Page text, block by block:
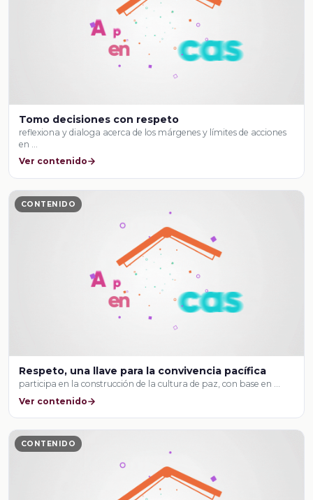
Tomo decisiones con respeto
reflexiona y dialoga acerca de los márgenes y límites de acciones
en …
Ver contenido
CONTENIDO
Respeto, una llave para la convivencia pacífica
participa en la construcción de la cultura de paz, con base en …
Ver contenido
CONTENIDO